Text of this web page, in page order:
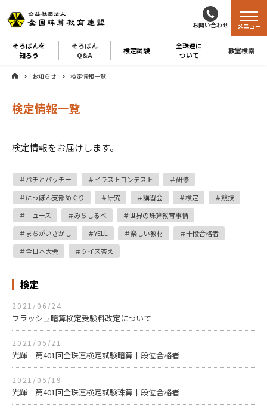
お問い合わせ
そろばんを
知ろう
そろばん
Q&A
検定試験
全珠連に
ついて
教室検索
メニュー
お知らせ 検定情報一覧
検定情報一覧
検定情報をお届けします。
パチとパッチー イラストコンテスト
研修
にっぽん支部めぐり
研究 講習会 検定
競技
ニュース
みちしるべ
世界の珠算教育事情
まちがいさがし
YELL 楽しい教材
十段合格者
全日本大会
クイズ答え
検定
2021/06/24
フラッシュ暗算検定受験料改定について
2021/05/21
光輝 第401回全珠連検定試験暗算十段位合格者
2021/05/19
光輝 第401回全珠連検定試験珠算十段位合格者